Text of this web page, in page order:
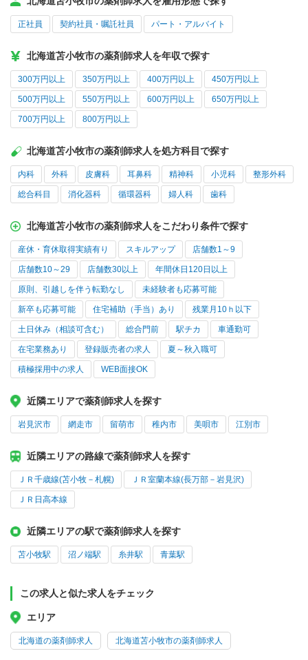
正社員 契約社員・嘱託社員 パート・アルバイト
北海道苫小牧市の薬剤師求人を年収で探す
300万円以上 350万円以上 400万円以上 450万円以上
500万円以上 550万円以上 600万円以上 650万円以上
700万円以上 800万円以上
北海道苫小牧市の薬剤師求人を処方科目で探す
内科 外科 皮膚科 耳鼻科 精神科 小児科 整形外科
総合科目 消化器科 循環器科 婦人科 歯科
北海道苫小牧市の薬剤師求人をこだわり条件で探す
産休・育休取得実績有り スキルアップ 店舗数1～9
店舗数10～29 店舗数30以上 年間休日120日以上
原則、引越しを伴う転勤なし 未経験者も応募可能
新卒も応募可能 住宅補助（手当）あり 残業月10ｈ以下
土日休み（相談可含む） 総合門前 駅チカ 車通勤可
在宅業務あり 登録販売者の求人 夏～秋入職可
積極採用中の求人 WEB面接OK
近隣エリアで薬剤師求人を探す
岩見沢市 網走市 留萌市 稚内市 美唄市 江別市
近隣エリアの路線で薬剤師求人を探す
ＪＲ千歳線(苫小牧－札幌) ＪＲ室蘭本線(長万部－岩見沢)
ＪＲ日高本線
近隣エリアの駅で薬剤師求人を探す
苫小牧駅 沼ノ端駅 糸井駅 青葉駅
この求人と似た求人をチェック
エリア
北海道の薬剤師求人 北海道苫小牧市の薬剤師求人